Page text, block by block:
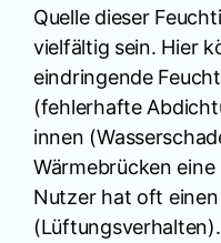
Quelle dieser
vielfältig sein. Hier
eindringende
(fehlerhafte
innen
Wärmebrücken
Nutzer hat oft einen